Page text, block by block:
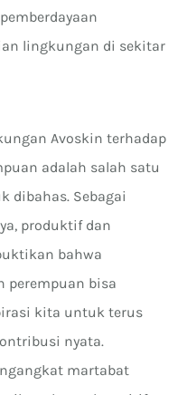
lingkungan di sekitar
Avoskin terhadap
adalah salah satu
dibahas. Sebagai
produktif dan
bahwa
perempuan bisa
kita untuk terus
nyata.
martabat